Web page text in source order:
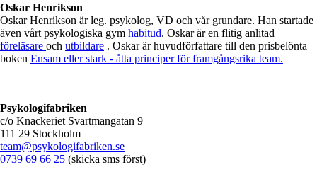
Oskar Henrikson
Oskar Henrikson är leg. psykolog, VD och vår grundare. Han startade
även vårt psykologiska gym habitud. Oskar är en flitig anlitad
föreläsare och utbildare . Oskar är huvudförfattare till den prisbelönta
boken Ensam eller stark - åtta principer för framgångsrika team.
Psykologifabriken
c/o Knackeriet Svartmangatan 9
111 29 Stockholm
team@psykologifabriken.se
0739 69 66 25 (skicka sms först)